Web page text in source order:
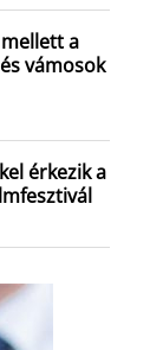
a
vámosok
érkezik a